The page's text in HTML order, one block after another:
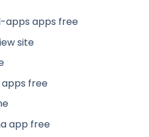
apps apps free
site
free
app free